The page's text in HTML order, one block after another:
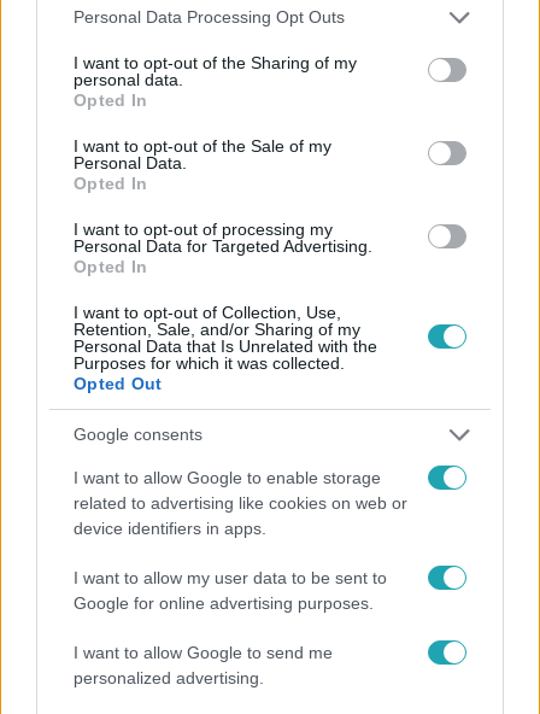
Please note that this website/app uses one or more Google
not limited to your visit or usage behaviour. You may click to
grant or deny consent to Google and its third-party tags to
use your data for below specified purposes in below Google
consent section.
Personal Data Processing Opt Outs
I want to opt-out of the Sharing of my
personal data.
Opted In
I want to opt-out of the Sale of my
Personal Data.
Opted In
I want to opt-out of processing my
Personal Data for Targeted Advertising.
Opted In
I want to opt-out of Collection, Use,
Retention, Sale, and/or Sharing of my
Personal Data that Is Unrelated with the
Purposes for which it was collected.
Opted Out
Google consents
I want to allow Google to enable storage
related to advertising like cookies on web or
device identifiers in apps.
I want to allow my user data to be sent to
Google for online advertising purposes.
I want to allow Google to send me
personalized advertising.
ÉGŐ AUTÓ
Népszerű